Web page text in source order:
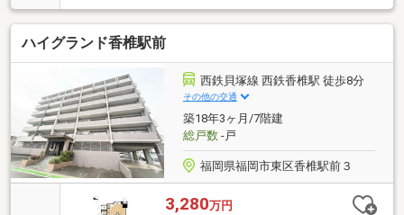
第終了します。
ハイグランド香椎駅前
西鉄貝塚線 西鉄香椎駅 徒歩8分
その他の交通
築18年3ヶ月/7階建
総戸数-戸
福岡県福岡市東区香椎駅前３
3,280万円